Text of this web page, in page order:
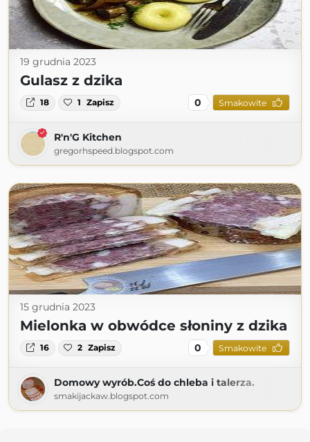
19 grudnia 2023
Gulasz z dzika
18 1 Zapisz 0 Smakowite
R'n'G Kitchen
gregorhspeed.blogspot.com
15 grudnia 2023
Mielonka w obwódce słoniny z dzika
16 2 Zapisz 0 Smakowite
Domowy wyrób.Coś do chleba i talerza.
smakijackaw.blogspot.com